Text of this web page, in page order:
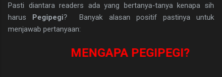
Pasti diantara readers ada yang bertanya-tanya kenapa sih
harus Pegipegi? Banyak alasan positif pastinya untuk
menjawab pertanyaan:
MENGAPA PEGIPEGI?